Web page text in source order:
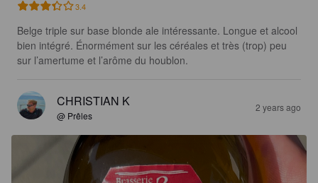
3.4
Belge triple sur base blonde ale intéressante. Longue et alcool
bien intégré. Énormément sur les céréales et très (trop) peu
sur l’amertume et l’arôme du houblon.
CHRISTIAN K
@ Prêles
2 years ago